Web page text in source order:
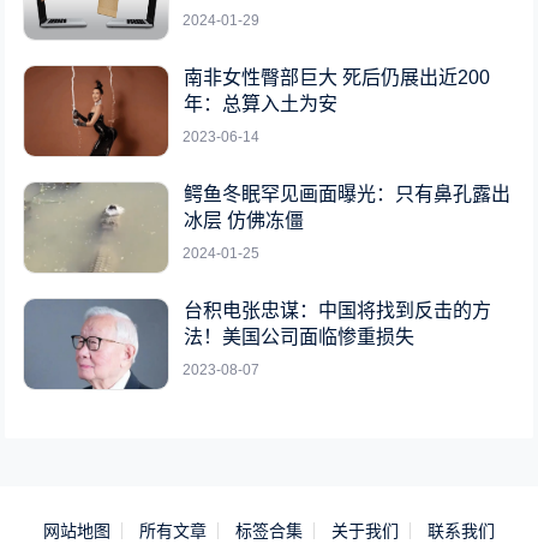
2024-01-29
南非女性臀部巨大 死后仍展出近200
年：总算入土为安
2023-06-14
鳄鱼冬眠罕见画面曝光：只有鼻孔露出
冰层 仿佛冻僵
2024-01-25
台积电张忠谋：中国将找到反击的方
法！美国公司面临惨重损失
2023-08-07
网站地图 所有文章 标签合集 关于我们 联系我们